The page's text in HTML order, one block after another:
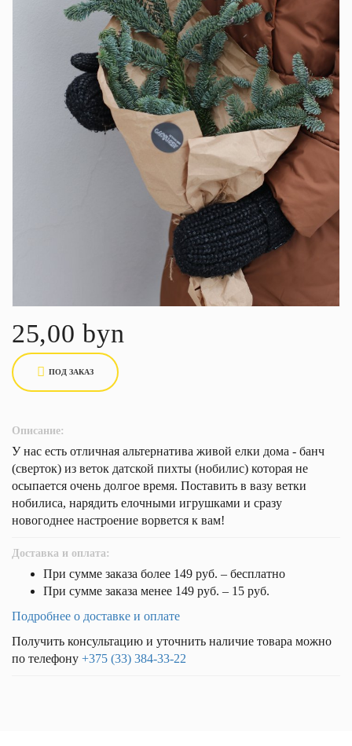
25,00 byn
ПОД ЗАКАЗ
Описание:
У нас есть отличная альтернатива живой елки дома - банч
(сверток) из веток датской пихты (нобилис) которая не
осыпается очень долгое время. Поставить в вазу ветки
нобилиса, нарядить елочными игрушками и сразу
новогоднее настроение ворвется к вам!
Доставка и оплата:
При сумме заказа более 149 руб. – бесплатно
При сумме заказа менее 149 руб. – 15 руб.
Подробнее о доставке и оплате
Получить консультацию и уточнить наличие товара можно
по телефону +375 (33) 384-33-22